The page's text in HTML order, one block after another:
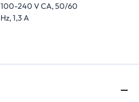
100-240 V CA, 50/60
Hz, 1,3 A